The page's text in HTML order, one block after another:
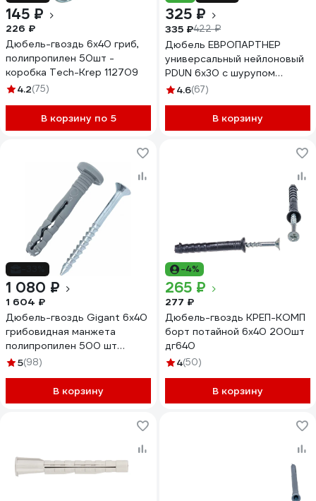
145 ₽
226 ₽
Дюбель-гвоздь 6х40 гриб,
полипропилен 50шт -
коробка Tech-Krep 112709
4.2(75)
В корзину по 5
325 ₽
335 ₽422 ₽
Дюбель ЕВРОПАРТНЕР
универсальный нейлоновый
PDUN 6х30 с шурупом
4,0х35мм 100 шт. K2 0478 0
4.6(67)
В корзину
1 080 ₽
1 604 ₽
Дюбель-гвоздь Gigant 6x40
грибовидная манжета
полипропилен 500 шт
123854
5(98)
В корзину
-4%
265 ₽
277 ₽
Дюбель-гвоздь КРЕП-КОМП
борт потайной 6х40 200шт
дг640
4(50)
В корзину